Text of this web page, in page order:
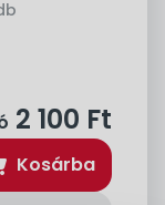
2 100 Ft
Kosárba